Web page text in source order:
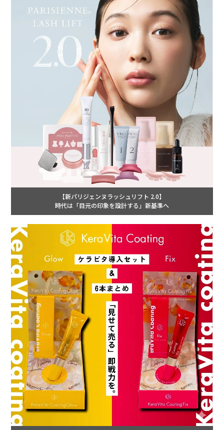
【新パリジェンヌラッシュリフト 2.0】
時代は「目元の印象を設計する」新基準へ